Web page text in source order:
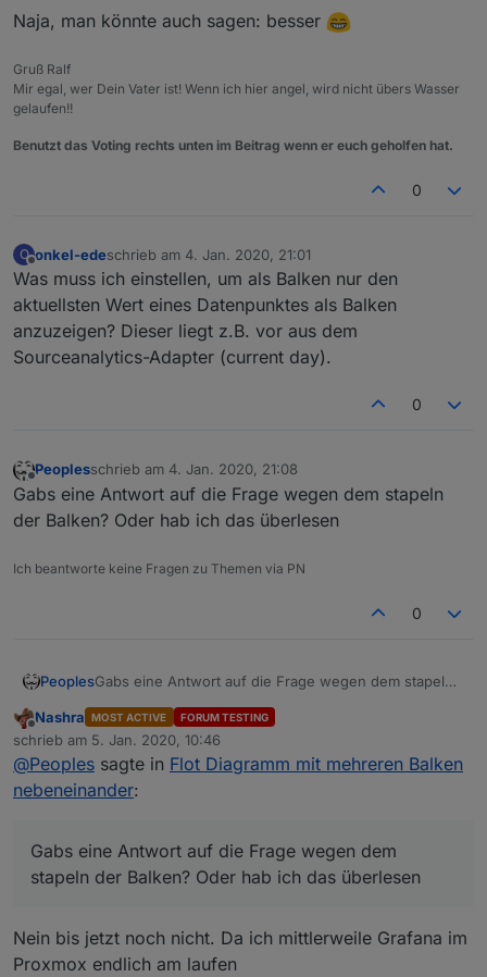
Naja, man könnte auch sagen: besser
Gruß Ralf
Mir egal, wer Dein Vater ist! Wenn ich hier angel, wird nicht übers Wasser
gelaufen!!
Benutzt das Voting rechts unten im Beitrag wenn er euch geholfen hat.
0
O onkel-edeschrieb am 4. Jan. 2020, 21:01
zuletzt editiert von
Was muss ich einstellen, um als Balken nur den
aktuellsten Wert eines Datenpunktes als Balken
anzuzeigen? Dieser liegt z.B. vor aus dem
Sourceanalytics-Adapter (current day).
0
Offline
Peoplesschrieb am 4. Jan. 2020, 21:08
zuletzt editiert von
Gabs eine Antwort auf die Frage wegen dem stapeln
der Balken? Oder hab ich das überlesen
Ich beantworte keine Fragen zu Themen via PN
0
PeoplesGabs eine Antwort auf die Frage wegen dem stapeln
Offline
Nashra MOST ACTIVE FORUM TESTING
schrieb am 5. Jan. 2020, 10:46
zuletzt editiert von
@Peoples sagte in Flot Diagramm mit mehreren Balken
nebeneinander:
Gabs eine Antwort auf die Frage wegen dem
stapeln der Balken? Oder hab ich das überlesen
Nein bis jetzt noch nicht. Da ich mittlerweile Grafana im
Proxmox endlich am laufen